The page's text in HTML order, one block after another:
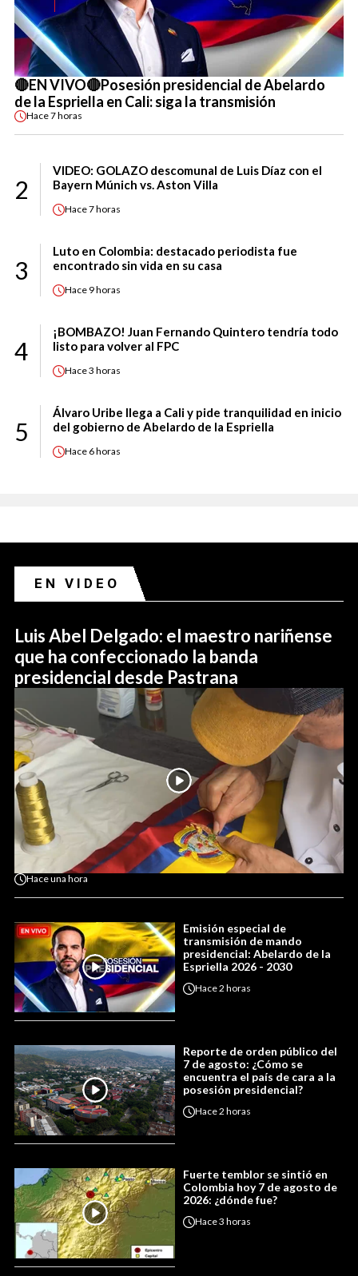
🔴EN VIVO🔴Posesión presidencial de Abelardo
de la Espriella en Cali: siga la transmisión
Hace7 horas
2
VIDEO: GOLAZO descomunal de Luis Díaz con el
Bayern Múnich vs. Aston Villa
Hace7 horas
3
Luto en Colombia: destacado periodista fue
encontrado sin vida en su casa
Hace 9 horas
4
¡BOMBAZO! Juan Fernando Quintero tendría todo
listo para volver al FPC
Hace3 horas
5
Álvaro Uribe llega a Cali y pide tranquilidad en inicio
del gobierno de Abelardo de la Espriella
Hace 6 horas
EN VIDEO
Luis Abel Delgado: el maestro nariñense
que ha confeccionado la banda
presidencial desde Pastrana
Haceuna hora
Emisión especial de
transmisión de mando
presidencial: Abelardo de la
Espriella 2026 - 2030
Hace2 horas
Reporte de orden público del
7 de agosto: ¿Cómo se
encuentra el país de cara a la
posesión presidencial?
Hace2 horas
Fuerte temblor se sintió en
Colombia hoy 7 de agosto de
2026: ¿dónde fue?
Hace3 horas